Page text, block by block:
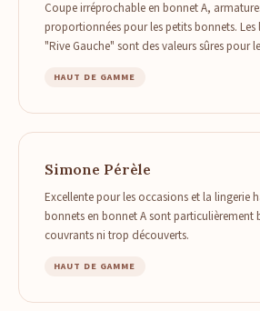
Coupe irréprochable en bonnet A,
proportionnées pour les petits bonnets.
"Rive Gauche" sont des valeurs sûres pour
HAUT DE GAMME
Simone Pérèle
Excellente pour les occasions et la lingerie
bonnets en bonnet A sont particulièrement
couvrants ni trop découverts.
HAUT DE GAMME